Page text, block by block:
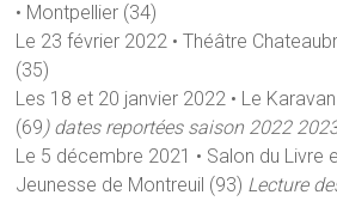
• Montpellier (34)
Le 23 février 2022 • Théâtre
(35)
Les 18 et 20 janvier 2022 • Le
(69) dates reportées saison 2022
Le 5 décembre 2021 • Salon du Livre
Jeunesse de Montreuil (93) Lecture